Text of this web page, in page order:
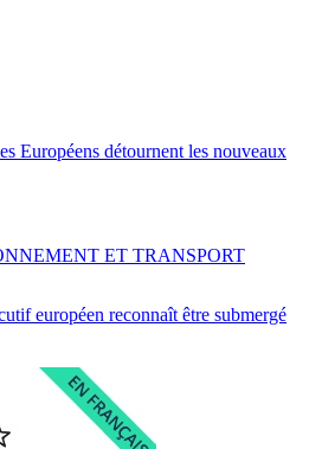
Européens détournent les nouveaux
européen reconnaît être submergé
ET TRANSPORT